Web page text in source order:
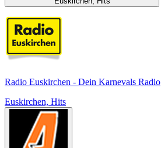
Radio Euskirchen - Dein Karnevals Radio
Euskirchen, Hits